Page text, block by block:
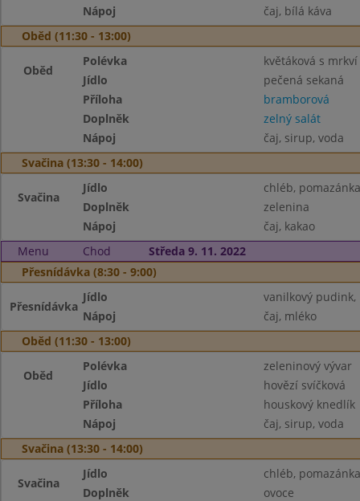
Nápoj
čaj, bílá káva
Oběd (11:30 - 13:00)
Oběd
Polévka
květáková s
Jídlo
pečená sekaná
Příloha
bramborová
Doplněk
zelný salát
Nápoj
čaj, sirup, voda
Svačina (13:30 - 14:00)
Svačina
Jídlo
chléb,
Doplněk
zelenina
Nápoj
čaj, kakao
Menu
Chod
Středa 9. 11. 2022
Přesnídávka (8:30 - 9:00)
Přesnídávka
Jídlo
vanilkový pudink,
Nápoj
čaj, mléko
Oběd (11:30 - 13:00)
Oběd
Polévka
zeleninový vývar
Jídlo
hovězí svíčková
Příloha
houskový knedlík
Nápoj
čaj, sirup, voda
Svačina (13:30 - 14:00)
Svačina
Jídlo
chléb,
Doplněk
ovoce